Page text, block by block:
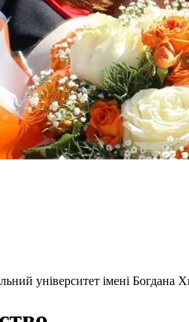
університет імені Богдана